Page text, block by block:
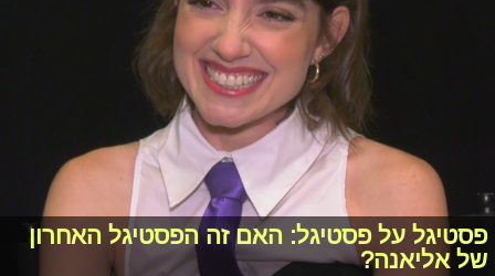
פסטיגל על פסטיגל: האם זה הפסטיגל האחרון
של אליאנה?